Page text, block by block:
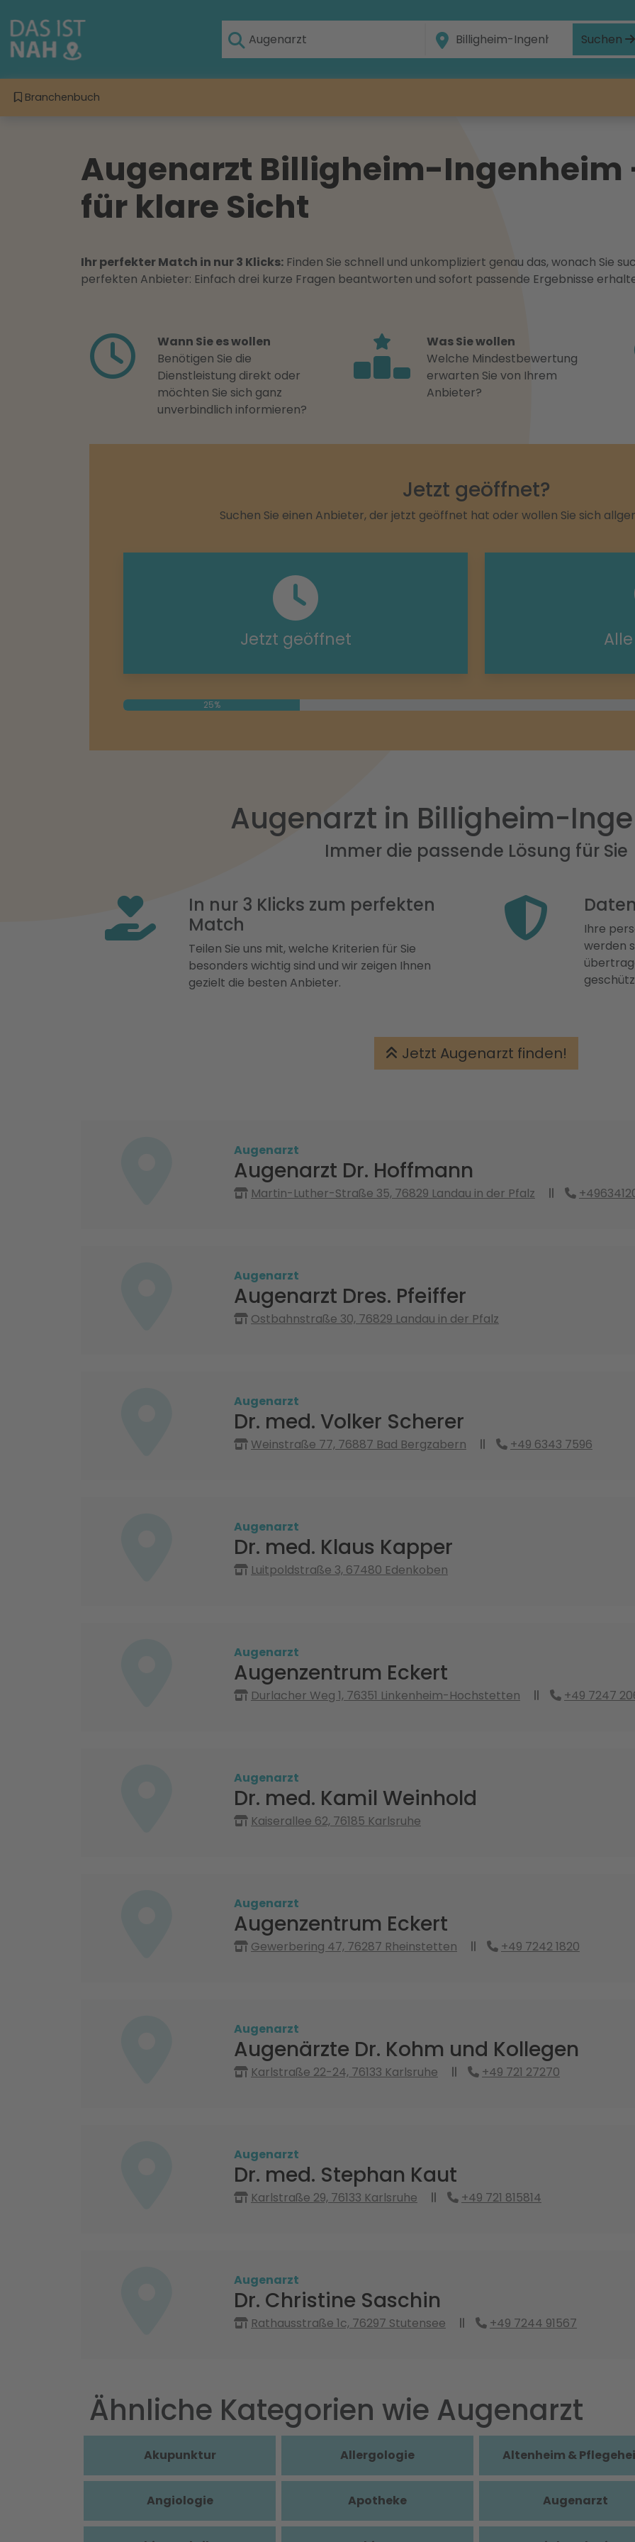
Suchen
Branchenbuch
Augenarzt Billigheim-Ingenheim
für klare Sicht
Ihr perfekter Match in nur 3 Klicks: Finden Sie schnell und unkompliziert genau das, wonach Sie
perfekten Anbieter: Einfach drei kurze Fragen beantworten und sofort passende Ergebnisse
Wann Sie es wollen
Benötigen Sie die
Dienstleistung direkt oder
möchten Sie sich ganz
unverbindlich informieren?
Was Sie wollen
Welche Mindestbewertung
erwarten Sie von Ihrem
Anbieter?
Jetzt geöffnet?
Suchen Sie einen Anbieter, der jetzt geöffnet hat oder wollen Sie sich
Jetzt geöffnet
25%
Augenarzt in Billigheim-
Immer die passende Lösung für Sie
In nur 3 Klicks zum perfekten
Match
Teilen Sie uns mit, welche Kriterien für Sie
besonders wichtig sind und wir zeigen Ihnen
gezielt die besten Anbieter.
Ihre
werden
Jetzt Augenarzt finden!
Augenarzt
Augenarzt Dr. Hoffmann
Martin-Luther-Straße 35, 76829 Landau in der Pfalz
Augenarzt
Augenarzt Dres. Pfeiffer
Ostbahnstraße 30, 76829 Landau in der Pfalz
Augenarzt
Dr. med. Volker Scherer
Weinstraße 77, 76887 Bad Bergzabern +49 6343 7596
Augenarzt
Dr. med. Klaus Kapper
Luitpoldstraße 3, 67480 Edenkoben
Augenarzt
Augenzentrum Eckert
Durlacher Weg 1, 76351 Linkenheim-Hochstetten +49 7247
Augenarzt
Dr. med. Kamil Weinhold
Kaiserallee 62, 76185 Karlsruhe
Augenarzt
Augenzentrum Eckert
Gewerbering 47, 76287 Rheinstetten +49 7242 1820
Augenarzt
Augenärzte Dr. Kohm und Kollegen
Karlstraße 22-24, 76133 Karlsruhe +49 721 27270
Augenarzt
Dr. med. Stephan Kaut
Karlstraße 29, 76133 Karlsruhe +49 721 815814
Augenarzt
Dr. Christine Saschin
Rathausstraße 1c, 76297 Stutensee +49 7244 91567
Ähnliche Kategorien wie Augenarzt
Akupunktur Allergologie Altenheim &
Angiologie Apotheke Augenarzt